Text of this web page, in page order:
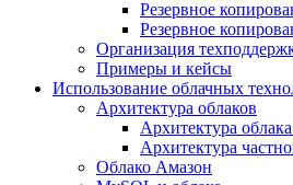
Резервное
Резервное
Организация
Примеры и кейсы
Использование облачных
Архитектура облаков
Архитектура
Архитектура
Облако Амазон